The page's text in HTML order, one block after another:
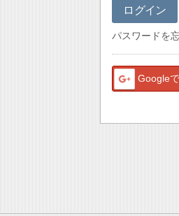
ログイン
パスワードを
Google